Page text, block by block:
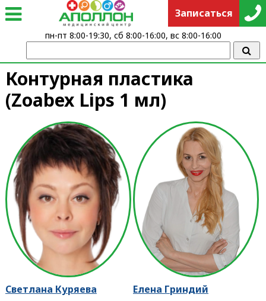
Контурная пластика
(Zoabex Lips 1 мл)
Светлана Куряева
Елена Гриндий
Записаться
пн-пт 8:00-19:30, сб 8:00-16:00, вс 8:00-16:00